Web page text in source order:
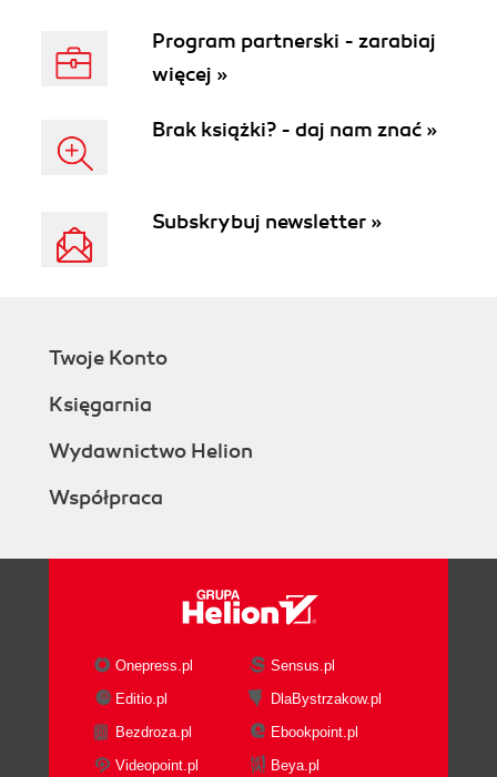
Program partnerski - zarabiaj
więcej »
Brak książki? - daj nam znać »
Subskrybuj newsletter »
Twoje Konto
Księgarnia
Wydawnictwo Helion
Współpraca
Onepress.pl
Sensus.pl
Editio.pl
DlaBystrzakow.pl
Bezdroza.pl
Ebookpoint.pl
Videopoint.pl
Beya.pl